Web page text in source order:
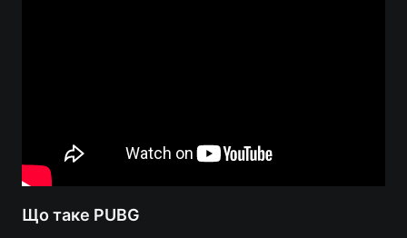
Що таке PUBG